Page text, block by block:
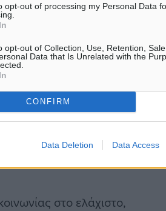
opt-out of processing my Personal Data
opt-out of Collection, Use, Retention,
Data that Is Unrelated with the
CONFIRM
Data Deletion Data Access
να χειροκροτεί
παλιός θάλαμος του
τον Κολοσσό της
εκεί, στη μέση του
της μικροπολιτικής σε
με αισθητική
στο ελάχιστο,